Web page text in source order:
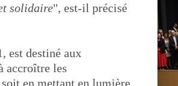
solidaire", est-il précisé
est destiné aux
accroître les
en mettant en lumière